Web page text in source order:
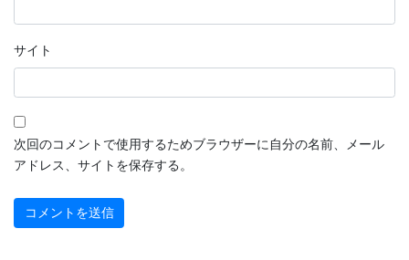
サイト
次回のコメントで使用するためブラウザーに自分の名前、メール
アドレス、サイトを保存する。